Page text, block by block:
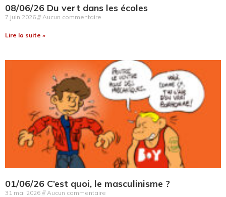
08/06/26 Du vert dans les écoles
7 juin 2026 Aucun commentaire
Lire la suite »
01/06/26 C’est quoi, le masculinisme ?
31 mai 2026 Aucun commentaire